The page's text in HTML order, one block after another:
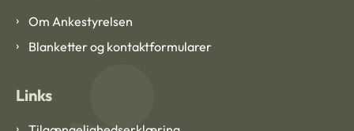
Om Ankestyrelsen
Blanketter og kontaktformularer
Links